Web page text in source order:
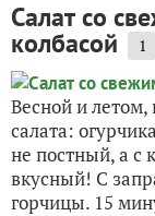
Салат со
колбасой 1
Весной и летом,
салата:
не постный, а с
вкусный! С
горчицы. 15